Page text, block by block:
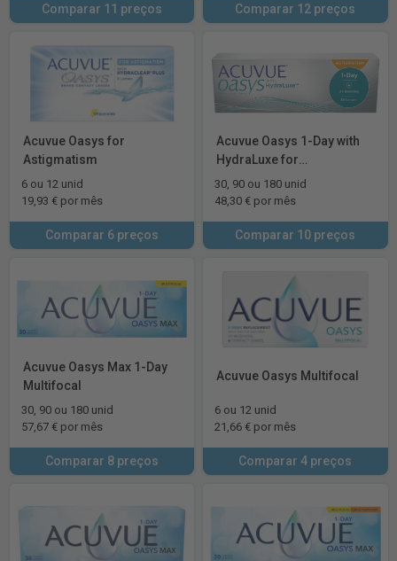
Comparar 11 preços Comparar 12 preços
Acuvue Oasys for
Astigmatism
6 ou 12 unid
19,93 € por mês
Comparar 6 preços
Acuvue Oasys 1-Day with
HydraLuxe for
Astigmatism
30, 90 ou 180 unid
48,30 € por mês
Comparar 10 preços
Acuvue Oasys Max 1-Day
Multifocal
30, 90 ou 180 unid
57,67 € por mês
Comparar 8 preços
Acuvue Oasys Multifocal
6 ou 12 unid
21,66 € por mês
Comparar 4 preços